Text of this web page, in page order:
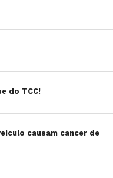
do TCC!
causam cancer de